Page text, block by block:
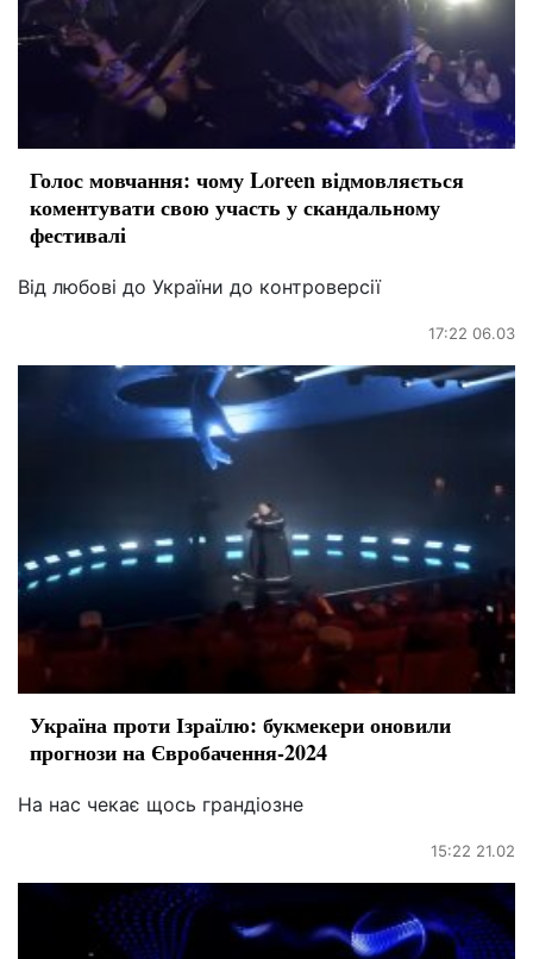
Голос мовчання: чому Loreen відмовляється
коментувати свою участь у скандальному
фестивалі
Від любові до України до контроверсії
17:22 06.03
Україна проти Ізраїлю: букмекери оновили
прогнози на Євробачення-2024
На нас чекає щось грандіозне
15:22 21.02